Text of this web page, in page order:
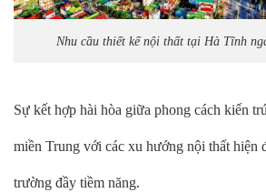
Nhu cầu thiết kế nội thất tại Hà Tĩnh
Sự kết hợp hài hòa giữa phong cách kiến
miền Trung với các xu hướng nội thất hiện
trường đầy tiềm năng.